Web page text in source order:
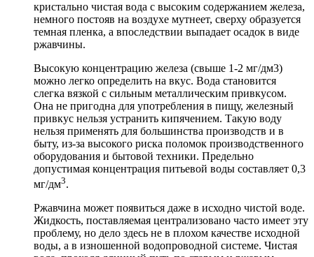
кристально чистая вода с высоким содержанием железа,
немного постояв на воздухе мутнеет, сверху образуется
темная пленка, а впоследствии выпадает осадок в виде
ржавчины.
Высокую концентрацию железа (свыше 1-2 мг/дм3)
можно легко определить на вкус. Вода становится
слегка вязкой с сильным металлическим привкусом.
Она не пригодна для употребления в пищу, железный
привкус нельзя устранить кипячением. Такую воду
нельзя применять для большинства производств и в
быту, из-за высокого риска поломок производственного
оборудования и бытовой техники. Предельно
допустимая концентрация питьевой воды составляет 0,3
мг/дм3.
Ржавчина может появиться даже в исходно чистой воде.
Жидкость, поставляемая централизовано часто имеет эту
проблему, но дело здесь не в плохом качестве исходной
воды, а в изношенной водопроводной системе. Чистая